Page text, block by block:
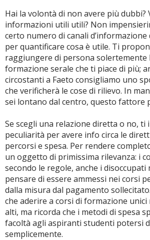
Hai la volontà di non avere più dubbi?
informazioni utili utili? Non
certo numero di canali
per quantificare cosa è utile. Ti
raggiungere di persona solertemente
formazione serale che ti piace di più;
circostanti a Faeto consigliamo uno
che verificherà le cose di rilievo. In
sei lontano dal centro, questo fattore
Se scegli una relazione diretta o no, ti
peculiarità per avere info circa le
percorsi e spesa. Per rendere
un oggetto di primissima rilevanza: i
secondo le regole, anche i
pensare di essere ammessi nei corsi
dalla misura dal pagamento
che aderire a corsi di formazione
alti, ma ricorda che i metodi di spesa
facoltà agli aspiranti studenti potersi
semplicemente.